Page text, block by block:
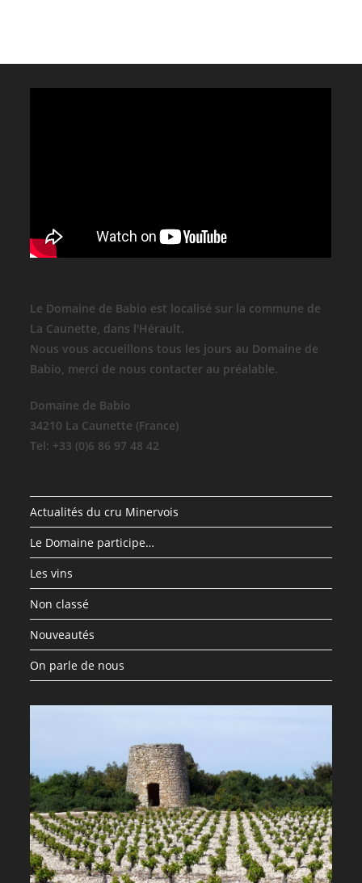
Le Domaine de Babio est localisé sur la commune de
La Caunette, dans l'Hérault.
Nous vous accueillons tous les jours au Domaine de
Babio, merci de nous contacter au préalable.
Domaine de Babio
34210 La Caunette (France)
Tel: +33 (0)6 86 97 48 42
Actualités du cru Minervois
Le Domaine participe…
Les vins
Non classé
Nouveautés
On parle de nous